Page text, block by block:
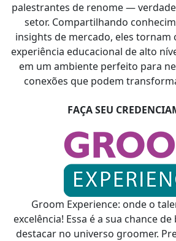
palestrantes de renome —
setor. Compartilhando
insights de mercado, eles tornam
experiência educacional de alto
em um ambiente perfeito para
conexões que podem
FAÇA SEU
Groom Experience: onde o
excelência! Essa é a sua chance
destacar no universo groomer.